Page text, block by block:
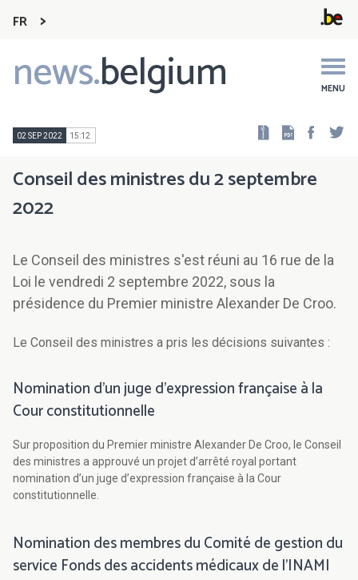
FR
news.belgium MENU
Main
navigation
02 SEP 2022 15:12
Conseil des ministres du 2 septembre
2022
Le Conseil des ministres s'est réuni au 16 rue de la
Loi le vendredi 2 septembre 2022, sous la
présidence du Premier ministre Alexander De Croo.
Le Conseil des ministres a pris les décisions suivantes :
Nomination d’un juge d’expression française à la
Cour constitutionnelle
Sur proposition du Premier ministre Alexander De Croo, le Conseil
des ministres a approuvé un projet d’arrêté royal portant
nomination d’un juge d’expression française à la Cour
constitutionnelle.
Nomination des membres du Comité de gestion du
service Fonds des accidents médicaux de l’INAMI